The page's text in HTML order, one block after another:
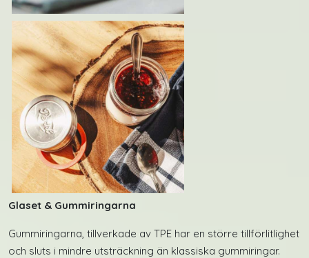
Glaset & Gummiringarna
Gummiringarna, tillverkade av TPE har en större tillförlitlighet
och sluts i mindre utsträckning än klassiska gummiringar.